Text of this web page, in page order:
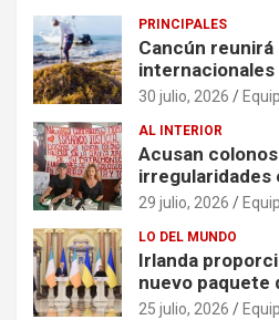
PRINCIPALES
Cancún
internacionales
soluciones al
30 julio, 2026
AL INTERIOR
Acusan
irregularidades
escrituras
29 julio, 2026
LO DEL MUNDO
Irlanda
nuevo paquete
millones de
25 julio, 2026